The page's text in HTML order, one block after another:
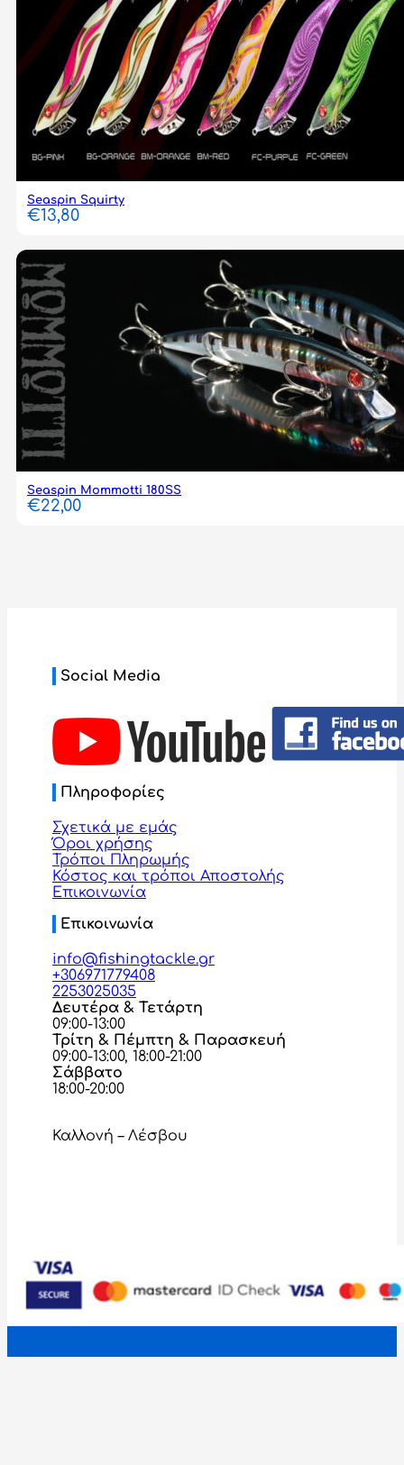
Seaspin Squirty
€13,80
Seaspin Mommotti 180SS
€22,00
Social Media
Πληροφορίες
Σχετικά με εμάς
Όροι χρήσης
Τρόποι Πληρωμής
Κόστος και τρόποι Αποστολής
Επικοινωνία
Επικοινωνία
info@fishingtackle.gr
+306971779408
2253025035
Δευτέρα & Τετάρτη
09:00-13:00
Τρίτη & Πέμπτη & Παρασκευή
09:00-13:00, 18:00-21:00
Σάββατο
18:00-20:00
Καλλονή – Λέσβου